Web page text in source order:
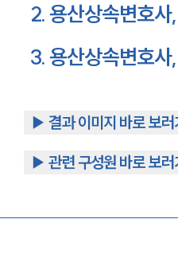
2.용산상속변호사
3.용산상속변호
▶︎ 결과 이미지 바로 보러
▶︎ 관련 구성원 바로 보러